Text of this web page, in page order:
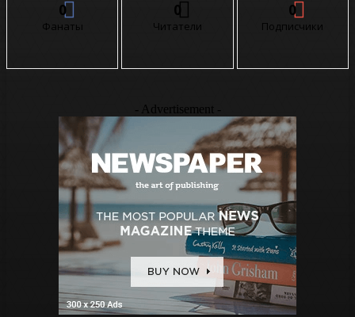
0
Фанаты
0
Читатели
0
Подписчики
- Advertisement -